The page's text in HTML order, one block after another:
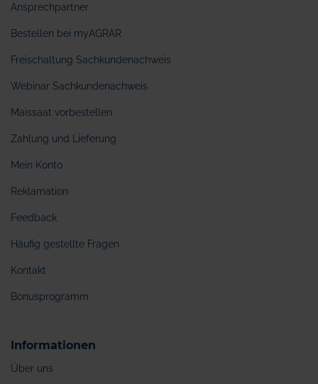
Ansprechpartner
Bestellen bei myAGRAR
Freischaltung Sachkundenachweis
Webinar Sachkundenachweis
Maissaat vorbestellen
Zahlung und Lieferung
Mein Konto
Reklamation
Feedback
Häufig gestellte Fragen
Kontakt
Bonusprogramm
Informationen
Über uns